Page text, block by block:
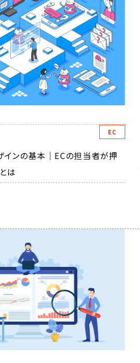
EC
インの基本｜ECの担当者が押
は